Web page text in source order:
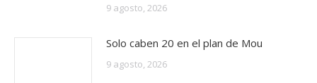
9 agosto, 2026
Solo caben 20 en el plan de Mou
9 agosto, 2026